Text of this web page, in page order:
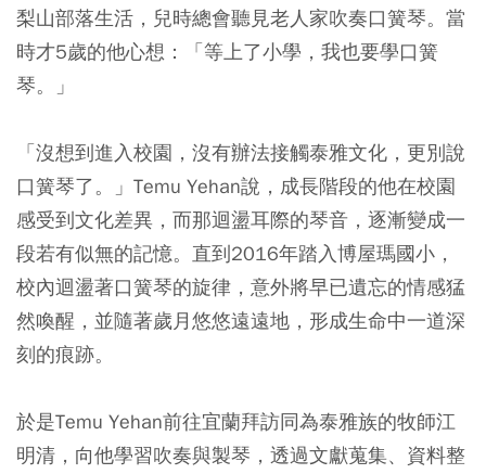
梨山部落生活，兒時總會聽見老人家吹奏口簧琴。當
時才5歲的他心想：「等上了小學，我也要學口簧
琴。」
「沒想到進入校園，沒有辦法接觸泰雅文化，更別說
口簧琴了。」Temu Yehan說，成長階段的他在校園
感受到文化差異，而那迴盪耳際的琴音，逐漸變成一
段若有似無的記憶。直到2016年踏入博屋瑪國小，
校內迴盪著口簧琴的旋律，意外將早已遺忘的情感猛
然喚醒，並隨著歲月悠悠遠遠地，形成生命中一道深
刻的痕跡。
於是Temu Yehan前往宜蘭拜訪同為泰雅族的牧師江
明清，向他學習吹奏與製琴，透過文獻蒐集、資料整